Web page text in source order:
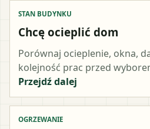
STAN BUDYNKU
Chcę ocieplić dom
Porównaj ocieplenie, okna,
kolejność prac przed
Przejdź dalej
OGRZEWANIE